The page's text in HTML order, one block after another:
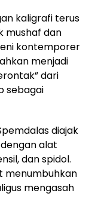
kaligrafi terus
mushaf dan
kontemporer
menjadi
dari
sebagai
diajak
alat
dan spidol.
menumbuhkan
mengasah